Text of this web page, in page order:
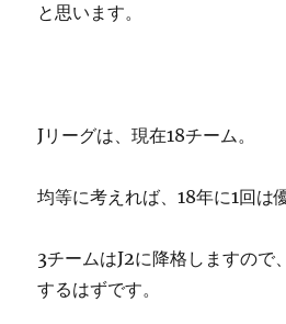
と思います。
Jリーグは、現在18チーム。
均等に考えれば、18年に1回は
3チームはJ2に降格しますので
するはずです。